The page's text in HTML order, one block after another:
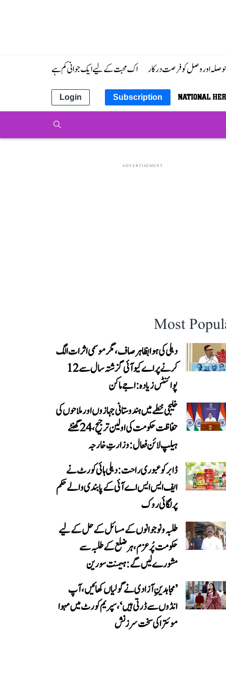
حوصلہ اور وصل کو فرصت درکار اک محبت کے لیے ایک جوانی کم ہے
Subscription
Login
ADVERTISEMENT
Most
دہلی کی ہوا بظاہر صاف، مگر موسمی اثرات الگ
کرنے پر اے کیو آئی گزشتہ سال سے 12
پوائنٹس زیادہ: اجے ماکن
خلیجی خطے میں ہندوستانی جہازوں اور ملاحوں کی
حفاظت حکومت کی اولین ترجیح، 24 گھنٹے
ہیلپ لائن فعال: وزارتِ خارجہ
ڈابر کو عبوری راحت: دہلی ہائی کورٹ نے
ایف ایس ایس اے آئی کے پابندی والے حکم
پر لگائی روک
طلبہ و نوجوانوں کے مسائل کے حل کے لیے
حکومت پُرعزم، ہر ضلع کے طلبہ سے
مشورے لیں گے: ہیمنت سورین
’مجاہدینِ آزادی نے گولیاں کھائیں، آپ
انڈوں سے ڈرتی ہیں‘، سپریم کورٹ میں مہوا
موئترا کی سخت سرزنش